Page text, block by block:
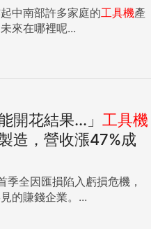
中南部許多家庭的工具機產
來在哪裡呢...
開花結果...」 工具機
造，營收漲47%成
季全因匯損陷入虧損危機，
的賺錢企業。...